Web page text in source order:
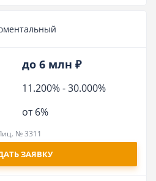
до 6 млн ₽
11.200%-30.000%
от 6%
№ 3311
ЗАЯВКУ